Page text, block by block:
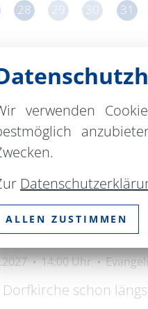
28 29 30 31
14:00 Uhr
schon
verwenden
ALLEN ZUSTIMMEN